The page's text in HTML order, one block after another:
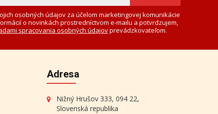
osobných údajov za účelom marketingovej komunikácie
o novinkách prostredníctvom e-mailu a potvrdzujem,
spracovania osobných údajovprevádzkovateľom.
Adresa
Nižný Hrušov 333, 094 22,
Slovenská republika